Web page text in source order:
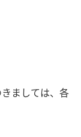
ましては、各